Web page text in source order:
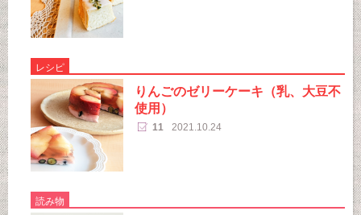
レシピ
りんごのゼリーケーキ（乳、大豆不
使用）
11 2021.10.24
読み物